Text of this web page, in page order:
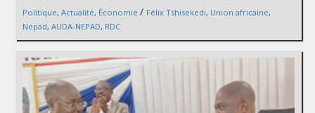
Politique, Actualité, Économie / Félix Tshisekedi, Union africaine,
Nepad, AUDA-NEPAD, RDC